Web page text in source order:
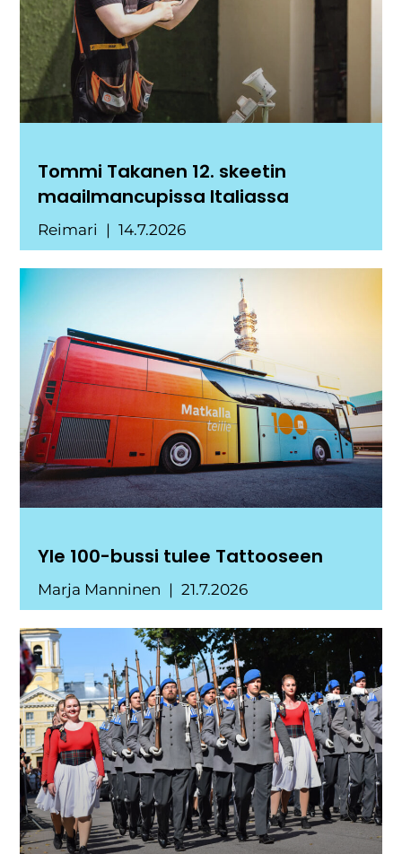
Tommi Takanen 12. skeetin
maailmancupissa Italiassa
Reimari 14.7.2026
Yle 100-bussi tulee Tattooseen
Marja Manninen 21.7.2026